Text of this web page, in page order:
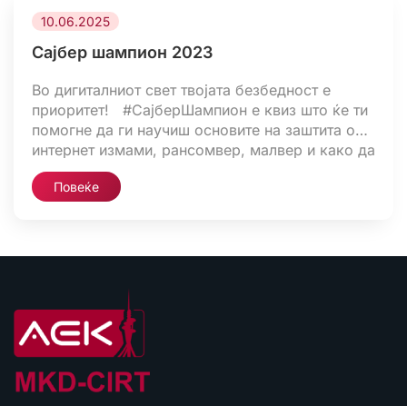
10.06.2025
Сајбер шампион 2023
Во дигиталниот свет твојата безбедност е
приоритет! #СајберШампион е квиз што ќе ти
помогне да ги научиш основите на заштита од
интернет измами, рансомвер, малвер и како да
ја зачуваш приватноста на твоите податоци и
уреди. Приклучи се и ти и стани вистински
Повеќе